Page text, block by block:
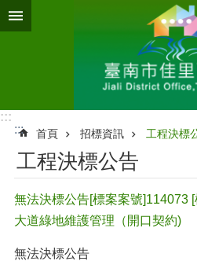
跳到主要內容區塊
:::
:::
首頁 招標資訊 工程決標
工程決標公告
無法決標公告[標案案號]114073
大道綠地維護管理（開口契約)
無法決標公告